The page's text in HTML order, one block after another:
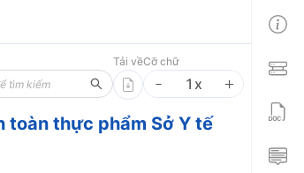
Tải vềCỡ chữ
1 x
thực phẩm Sở Y tế